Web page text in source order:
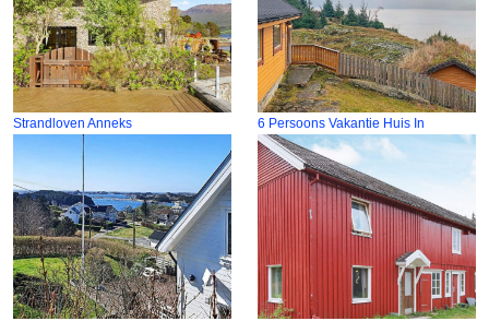
Strandloven Anneks 6 Persoons Vakantie Huis In